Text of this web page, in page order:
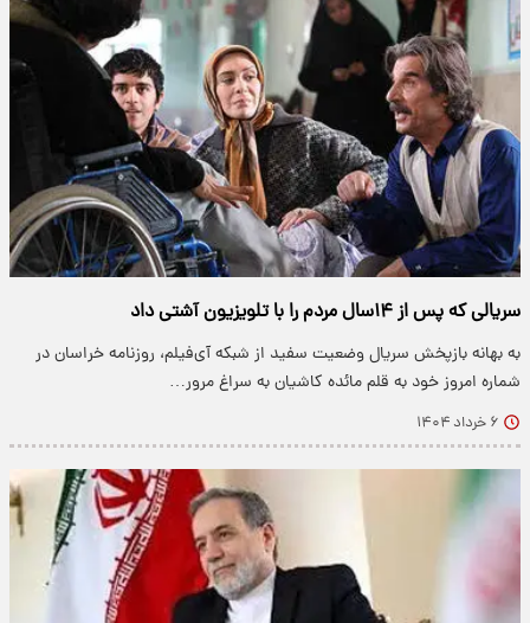
سریالی که پس از ۱۴سال مردم را با تلویزیون آشتی داد
​به بهانه بازپخش سریال وضعیت سفید از شبکه آی‌فیلم، روزنامه خراسان در
شماره امروز خود به قلم مائده کاشیان به سراغ مرور…
۶ خرداد ۱۴۰۴